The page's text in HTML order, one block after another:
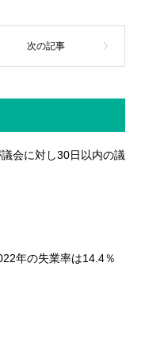
会に対し30日以内の議
年の失業率は14.4％